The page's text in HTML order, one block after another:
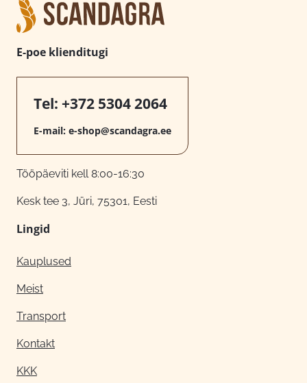
E-poe klienditugi
Tel: +372 5304 2064
E-mail: e-shop@scandagra.ee
Tööpäeviti kell 8:00-16:30
Kesk tee 3, Jüri, 75301, Eesti
Lingid
Kauplused
Meist
Transport
Kontakt
KKK